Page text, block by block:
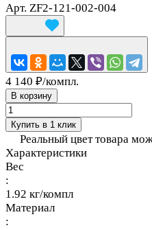
Арт. ZF2-121-002-004
4 140 ₽/компл.
В корзину
Купить в 1 клик
Реальный цвет товара
Характеристики
Вес
:
1.92 кг/компл
Материал
: